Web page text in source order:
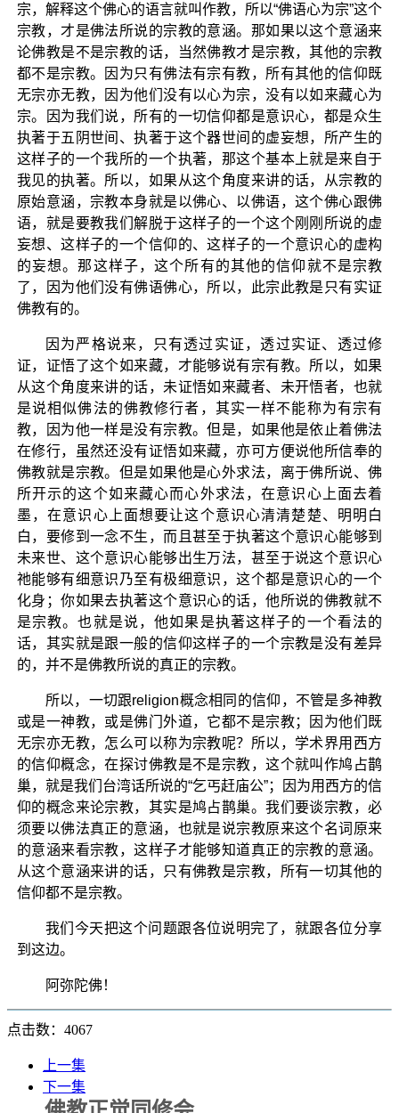
宗，解释这个佛心的语言就叫作教，所以“佛语心为宗”这个
宗教，才是佛法所说的宗教的意涵。那如果以这个意涵来
论佛教是不是宗教的话，当然佛教才是宗教，其他的宗教
都不是宗教。因为只有佛法有宗有教，所有其他的信仰既
无宗亦无教，因为他们没有以心为宗，没有以如来藏心为
宗。因为我们说，所有的一切信仰都是意识心，都是众生
执著于五阴世间、执著于这个器世间的虚妄想，所产生的
这样子的一个我所的一个执著，那这个基本上就是来自于
我见的执著。所以，如果从这个角度来讲的话，从宗教的
原始意涵，宗教本身就是以佛心、以佛语，这个佛心跟佛
语，就是要教我们解脱于这样子的一个这个刚刚所说的虚
妄想、这样子的一个信仰的、这样子的一个意识心的虚构
的妄想。那这样子，这个所有的其他的信仰就不是宗教
了，因为他们没有佛语佛心，所以，此宗此教是只有实证
佛教有的。
因为严格说来，只有透过实证，透过实证、透过修
证，证悟了这个如来藏，才能够说有宗有教。所以，如果
从这个角度来讲的话，未证悟如来藏者、未开悟者，也就
是说相似佛法的佛教修行者，其实一样不能称为有宗有
教，因为他一样是没有宗教。但是，如果他是依止着佛法
在修行，虽然还没有证悟如来藏，亦可方便说他所信奉的
佛教就是宗教。但是如果他是心外求法，离于佛所说、佛
所开示的这个如来藏心而心外求法，在意识心上面去着
墨，在意识心上面想要让这个意识心清清楚楚、明明白
白，要修到一念不生，而且甚至于执著这个意识心能够到
未来世、这个意识心能够出生万法，甚至于说这个意识心
祂能够有细意识乃至有极细意识，这个都是意识心的一个
化身；你如果去执著这个意识心的话，他所说的佛教就不
是宗教。也就是说，他如果是执著这样子的一个看法的
话，其实就是跟一般的信仰这样子的一个宗教是没有差异
的，并不是佛教所说的真正的宗教。
所以，一切跟religion概念相同的信仰，不管是多神教
或是一神教，或是佛门外道，它都不是宗教；因为他们既
无宗亦无教，怎么可以称为宗教呢？所以，学术界用西方
的信仰概念，在探讨佛教是不是宗教，这个就叫作鸠占鹊
巢，就是我们台湾话所说的“乞丐赶庙公”；因为用西方的信
仰的概念来论宗教，其实是鸠占鹊巢。我们要谈宗教，必
须要以佛法真正的意涵，也就是说宗教原来这个名词原来
的意涵来看宗教，这样子才能够知道真正的宗教的意涵。
从这个意涵来讲的话，只有佛教是宗教，所有一切其他的
信仰都不是宗教。
我们今天把这个问题跟各位说明完了，就跟各位分享
到这边。
阿弥陀佛！
点击数：4067
上一集
下一集